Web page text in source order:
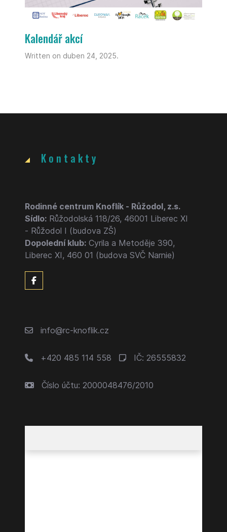
Kalendář akcí
Written on duben 24, 2025.
Kontakty
Rodinné centrum Knoflík - Růžodol, z.s.
Sídlo: Růžodolská 118/26, 46001 Liberec XI
- Růžodol I (budova ZŠ)
Dopolední klub: Cyrila a Metoděje 390,
Liberec XI, 460 01 (budova SVČ Narnie)
info@rc-knoflik.cz
+420 485 114 558 IČ: 26555832
Číslo účtu: 2000048476/2010